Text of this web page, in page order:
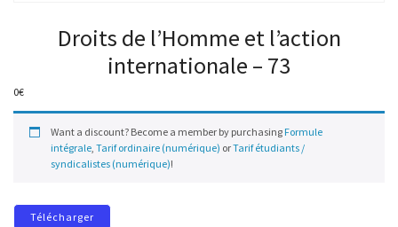
Droits de l’Homme et l’action
internationale – 73
0€
Want a discount? Become a member by purchasing Formule
intégrale, Tarif ordinaire (numérique) orTarif étudiants /
syndicalistes (numérique)!
Télécharger